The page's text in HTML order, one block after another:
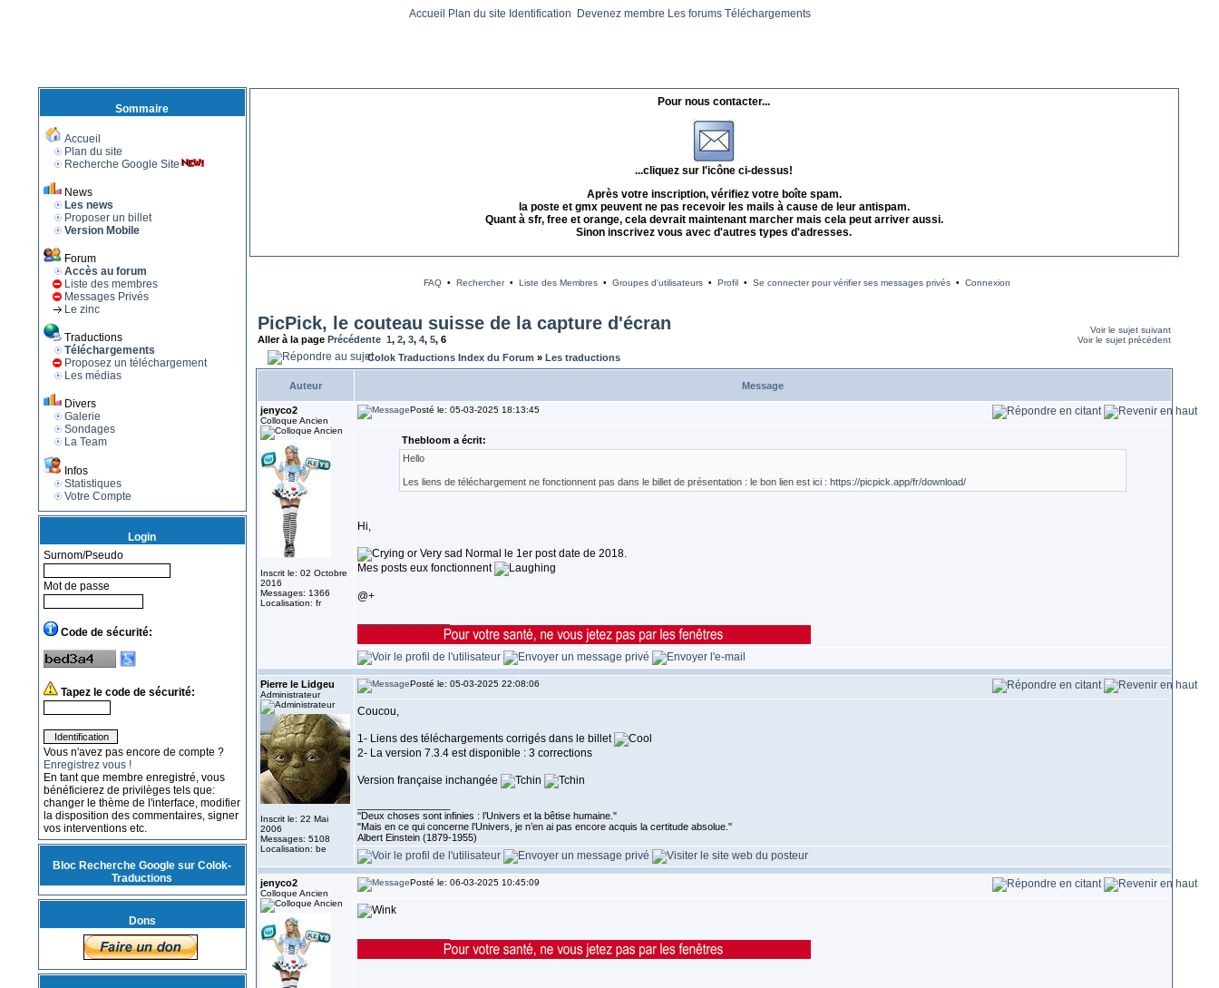
Accueil Plan du site Identification Devenez membre Les forums Téléchargements
Sommaire
Accueil
Plan du site
Recherche Google Site
News
Les news
Proposer un billet
Version Mobile
Forum
Accès au forum
Liste des membres
Messages Privés
Le zinc
Traductions
Téléchargements
Proposez un téléchargement
Les médias
Divers
Galerie
Sondages
La Team
Infos
Statistiques
Votre Compte
Login
Surnom/Pseudo
Mot de passe
Code de sécurité:
Tapez le code de sécurité:
Vous n'avez pas encore de compte ?
Enregistrez vous !
En tant que membre enregistré, vous
bénéficierez de privilèges tels que:
changer le thème de l'interface, modifier
la disposition des commentaires, signer
vos interventions etc.
Bloc Recherche Google sur Colok-
Traductions
Dons
Pour nous contacter...
...cliquez sur l'icône ci-dessus!
Après votre inscription, vérifiez votre boîte spam.
la poste et gmx peuvent ne pas recevoir les mails à cause de leur antispam.
Quant à sfr, free et orange, cela devrait maintenant marcher mais cela peut arriver aussi.
Sinon inscrivez vous avec d'autres types d'adresses.
FAQ• Rechercher• Liste des Membres• Groupes d'utilisateurs• Profil• Se connecter pour vérifier ses messages privés• Connexion
PicPick, le couteau suisse de la capture d'écran
Aller à la page Précédente 1, 2, 3, 4, 5, 6
Voir le sujet suivant
Voir le sujet précédent
Colok Traductions Index du Forum » Les traductions
Auteur Message
jenyco2
Colloque Ancien
Inscrit le: 02 Octobre
2016
Messages: 1366
Localisation: fr
Posté le: 05-03-2025 18:13:45
Thebloom a écrit:
Hello
Les liens de téléchargement ne fonctionnent pas dans le billet de présentation : le bon lien est ici : https://picpick.app/fr/download/
Hi,
Normal le 1er post date de 2018.
Mes posts eux fonctionnent
@+
Pierre le Lidgeu
Administrateur
Inscrit le: 22 Mai
2006
Messages: 5108
Localisation: be
Posté le: 05-03-2025 22:08:06
Coucou,
1- Liens des téléchargements corrigés dans le billet
2- La version 7.3.4 est disponible : 3 corrections
Version française inchangée
''Deux choses sont infinies : l’Univers et la bêtise humaine."
"Mais en ce qui concerne l’Univers, je n’en ai pas encore acquis la certitude absolue.''
Albert Einstein (1879-1955)
jenyco2
Colloque Ancien
Posté le: 06-03-2025 10:45:09